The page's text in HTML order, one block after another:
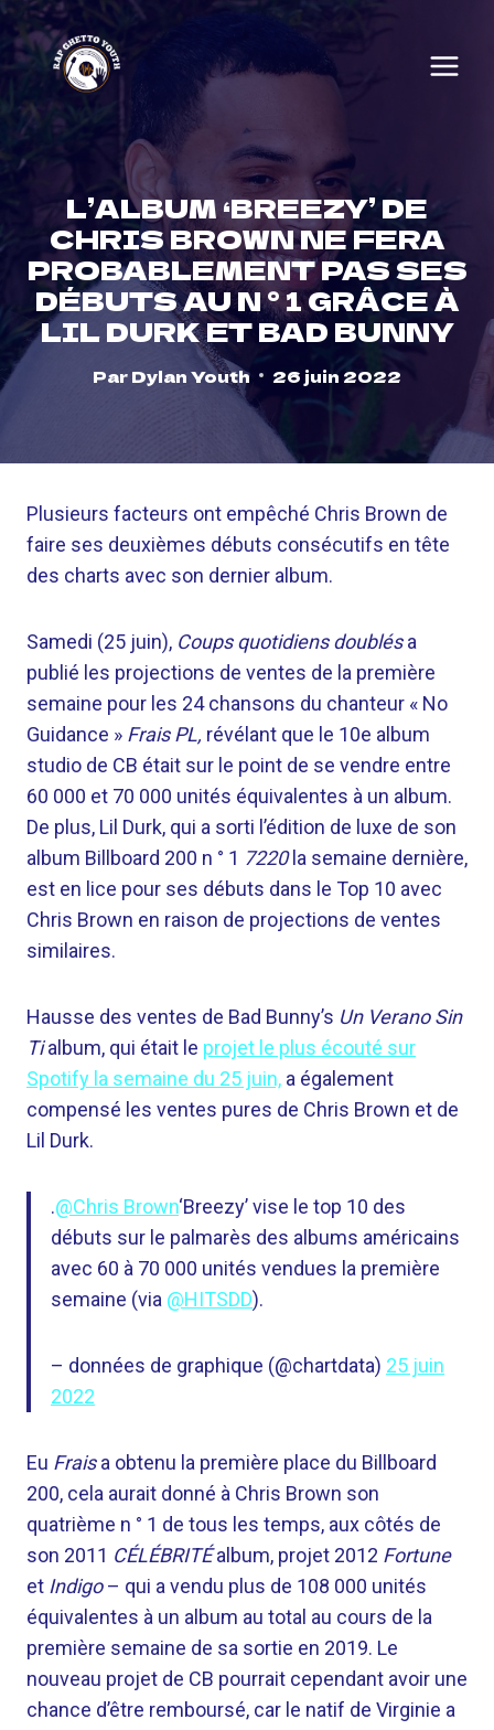
Skip
to
content
L’ALBUM ‘BREEZY’ DE
CHRIS BROWN NE FERA
PROBABLEMENT PAS SES
DÉBUTS AU N ° 1 GRÂCE À
LIL DURK ET BAD BUNNY
ParDylan Youth 26 juin 2022
Plusieurs facteurs ont empêché Chris Brown de
faire ses deuxièmes débuts consécutifs en tête
des charts avec son dernier album.
Samedi (25 juin), Coups quotidiens doublésa
publié les projections de ventes de la première
semaine pour les 24 chansons du chanteur « No
Guidance » Frais PL, révélant que le 10e album
studio de CB était sur le point de se vendre entre
60 000 et 70 000 unités équivalentes à un album.
De plus, Lil Durk, qui a sorti l’édition de luxe de son
album Billboard 200 n ° 1 7220la semaine dernière,
est en lice pour ses débuts dans le Top 10 avec
Chris Brown en raison de projections de ventes
similaires.
Hausse des ventes de Bad Bunny’s Un Verano Sin
Tialbum, qui était le projet le plus écouté sur
Spotify la semaine du 25 juin, a également
compensé les ventes pures de Chris Brown et de
Lil Durk.
.@Chris Brown‘Breezy’ vise le top 10 des
débuts sur le palmarès des albums américains
avec 60 à 70 000 unités vendues la première
semaine (via @HITSDD).
– données de graphique (@chartdata) 25 juin
2022
Eu Fraisa obtenu la première place du Billboard
200, cela aurait donné à Chris Brown son
quatrième n ° 1 de tous les temps, aux côtés de
son 2011 CÉLÉBRITÉalbum, projet 2012 Fortune
et Indigo– qui a vendu plus de 108 000 unités
équivalentes à un album au total au cours de la
première semaine de sa sortie en 2019. Le
nouveau projet de CB pourrait cependant avoir une
chance d’être remboursé, car le natif de Virginie a